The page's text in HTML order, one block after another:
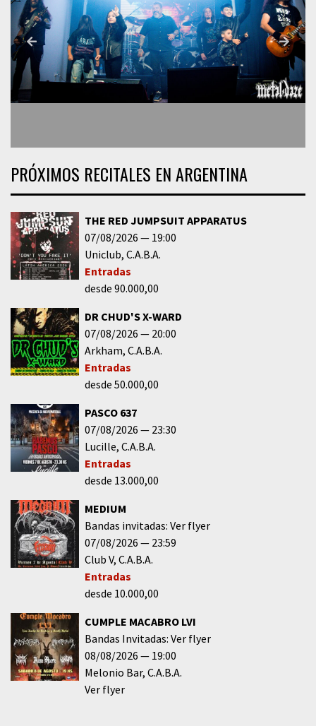
PRÓXIMOS RECITALES EN ARGENTINA
THE RED JUMPSUIT APPARATUS
07/08/2026
19:00
Uniclub C.A.B.A.
Entradas
desde 90.000,00
DR CHUD'S X-WARD
07/08/2026
20:00
Arkham C.A.B.A.
Entradas
desde 50.000,00
PASCO 637
07/08/2026
23:30
Lucille C.A.B.A.
Entradas
desde 13.000,00
MEDIUM
Bandas invitadas: Ver flyer
07/08/2026
23:59
Club V C.A.B.A.
Entradas
desde 10.000,00
CUMPLE MACABRO LVI
Bandas Invitadas: Ver flyer
08/08/2026
19:00
Melonio Bar C.A.B.A.
Ver flyer